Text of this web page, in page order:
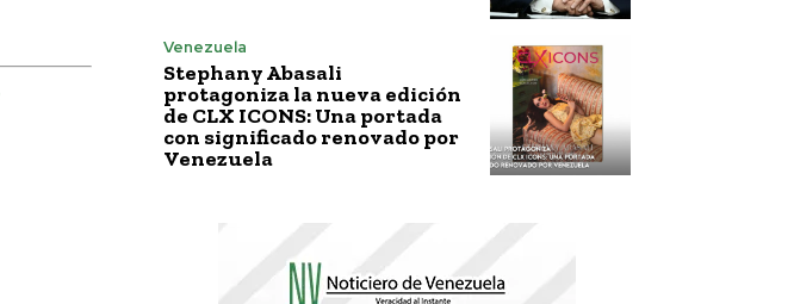
Venezuela
Stephany Abasali
protagoniza la nueva edición
de CLX ICONS: Una portada
con significado renovado por
Venezuela